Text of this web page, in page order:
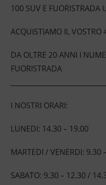
100 SUV E FUORISTRADA
ACQUISTIAMO IL VOSTRO
DA OLTRE 20 ANNI I
FUORISTRADA
I NOSTRI ORARI:
LUNEDI: 14.30 – 19.00
MARTEDI / VENERDI:
SABATO: 9.30 – 12.30 /